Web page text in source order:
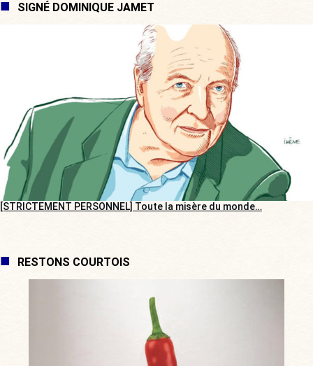
SIGNÉ DOMINIQUE JAMET
[STRICTEMENT PERSONNEL] Toute la misère du monde…
RESTONS COURTOIS